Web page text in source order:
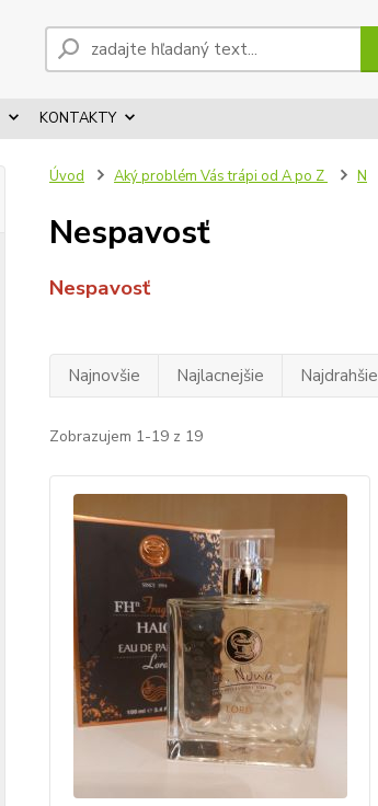
KONTAKTY
Úvod Aký problém Vás trápi od A po Z N
Nespavosť
Nespavosť
Najnovšie Najlacnejšie Najdrahšie
Zobrazujem 1-19 z 19